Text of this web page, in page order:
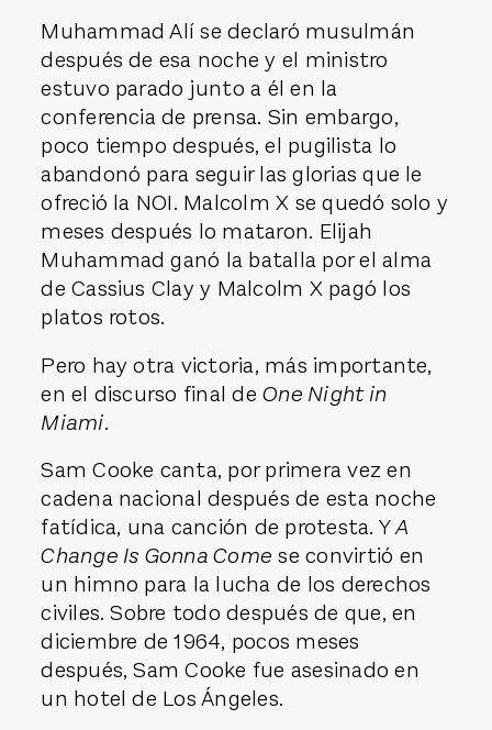
Muhammad Alí se declaró musulmán
después de esa noche y el ministro
estuvo parado junto a él en la
conferencia de prensa. Sin embargo,
poco tiempo después, el pugilista lo
abandonó para seguir las glorias que le
ofreció la NOI. Malcolm X se quedó solo y
meses después lo mataron. Elijah
Muhammad ganó la batalla por el alma
de Cassius Clay y Malcolm X pagó los
platos rotos.
Pero hay otra victoria, más importante,
en el discurso final deOne Night in
Miami.
Sam Cooke canta, por primera vez en
cadena nacional después de esta noche
fatídica, una canción de protesta. YA
Change Is Gonna Come se convirtió en
un himno para la lucha de los derechos
civiles. Sobre todo después de que, en
diciembre de 1964, pocos meses
después, Sam Cooke fue asesinado en
un hotel de Los Ángeles.